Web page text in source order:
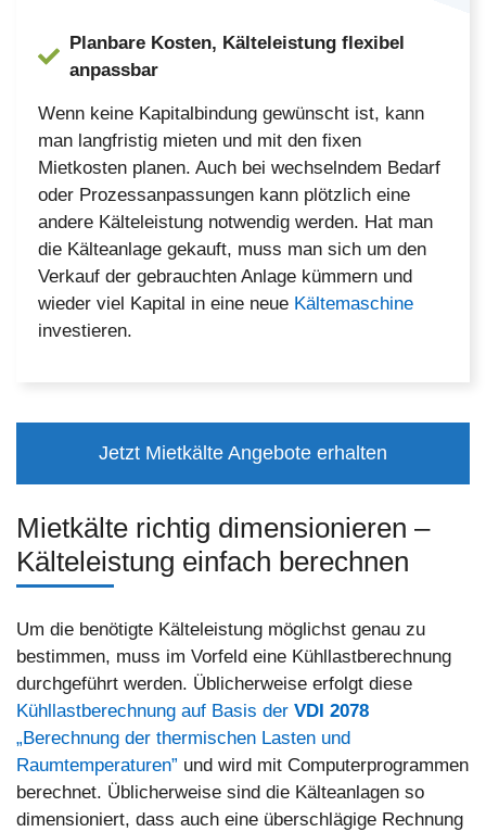
Planbare Kosten, Kälteleistung flexibel
anpassbar
Wenn keine Kapitalbindung gewünscht ist, kann
man langfristig mieten und mit den fixen
Mietkosten planen. Auch bei wechselndem Bedarf
oder Prozessanpassungen kann plötzlich eine
andere Kälteleistung notwendig werden. Hat man
die Kälteanlage gekauft, muss man sich um den
Verkauf der gebrauchten Anlage kümmern und
wieder viel Kapital in eine neue Kältemaschine
investieren.
Jetzt Mietkälte Angebote erhalten
Mietkälte richtig dimensionieren –
Kälteleistung einfach berechnen
Um die benötigte Kälteleistung möglichst genau zu
bestimmen, muss im Vorfeld eine Kühllastberechnung
durchgeführt werden. Üblicherweise erfolgt diese
Kühllastberechnung auf Basis der VDI 2078
„Berechnung der thermischen Lasten und
Raumtemperaturen” und wird mit Computerprogrammen
berechnet. Üblicherweise sind die Kälteanlagen so
dimensioniert, dass auch eine überschlägige Rechnung